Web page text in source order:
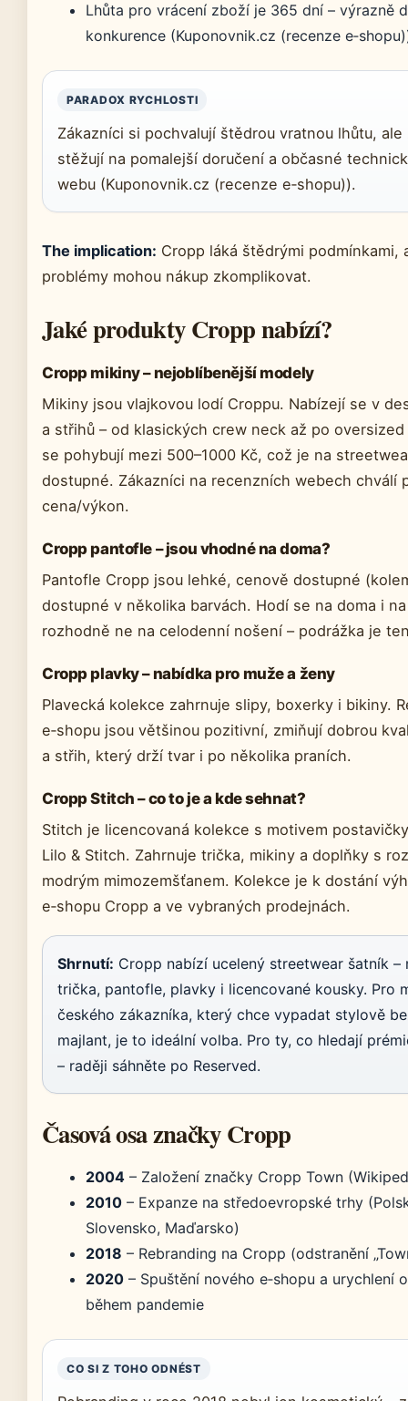
Lhůta pro vrácení zboží je 365 dní – výrazně
konkurence (Kuponovnik.cz (recenze
PARADOX RYCHLOSTI
Zákazníci si pochvalují štědrou vratnou lhůtu, ale
stěžují na pomalejší doručení a občasné
webu (Kuponovnik.cz (recenze e‑shopu)).
The implication: Cropp láká štědrými podmínkami,
problémy mohou nákup zkomplikovat.
Jaké produkty Cropp nabízí?
Cropp mikiny – nejoblíbenější modely
Mikiny jsou vlajkovou lodí Croppu. Nabízejí se v
a střihů – od klasických crew neck až po
se pohybují mezi 500–1000 Kč, což je na
dostupné. Zákazníci na recenzních webech chválí
cena/výkon.
Cropp pantofle – jsou vhodné na doma?
Pantofle Cropp jsou lehké, cenově dostupné
dostupné v několika barvách. Hodí se na doma i
rozhodně ne na celodenní nošení – podrážka je
Cropp plavky – nabídka pro muže a ženy
Plavecká kolekce zahrnuje slipy, boxerky i bikiny.
e‑shopu jsou většinou pozitivní, zmiňují dobrou
a střih, který drží tvar i po několika praních.
Cropp Stitch – co to je a kde sehnat?
Stitch je licencovaná kolekce s motivem
Lilo & Stitch. Zahrnuje trička, mikiny a doplňky s
modrým mimozemšťanem. Kolekce je k dostání
e‑shopu Cropp a ve vybraných prodejnách.
Shrnutí: Cropp nabízí ucelený streetwear šatník –
trička, pantofle, plavky i licencované kousky. Pro
českého zákazníka, který chce vypadat stylově
majlant, je to ideální volba. Pro ty, co hledají
– raději sáhněte po Reserved.
Časová osa značky Cropp
2004 – Založení značky Cropp Town
2010 – Expanze na středoevropské trhy
Slovensko, Maďarsko)
2018 – Rebranding na Cropp (odstranění
2020 – Spuštění nového e‑shopu a urychlení
během pandemie
CO SI Z TOHO ODNÉST